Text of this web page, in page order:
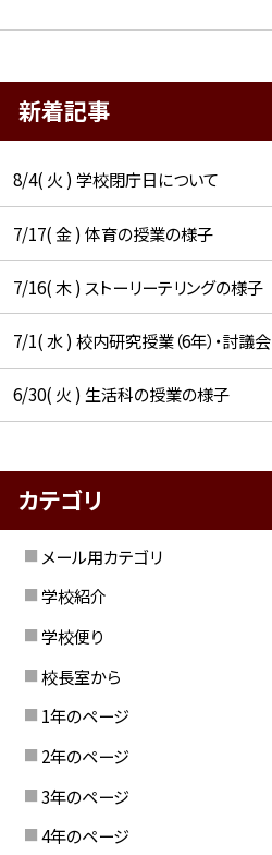
新着記事
8/4( 火 ) 学校閉庁日について
7/17( 金 ) 体育の授業の様子
7/16( 木 ) ストーリーテリングの様子
7/1( 水 ) 校内研究授業（6年）・討議会
6/30( 火 ) 生活科の授業の様子
カテゴリ
メール用カテゴリ
学校紹介
学校便り
校長室から
1年のページ
2年のページ
3年のページ
4年のページ